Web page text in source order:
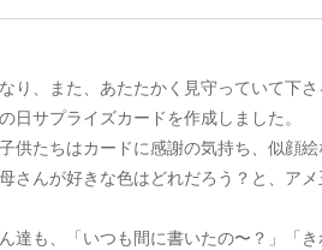
り、また、あたたかく見守っていて下さ
日サプライズカードを作成しました。
供たちはカードに感謝の気持ち、似顔
さんが好きな色はどれだろう？と、ア
達も、「いつも間に書いたの〜？」「